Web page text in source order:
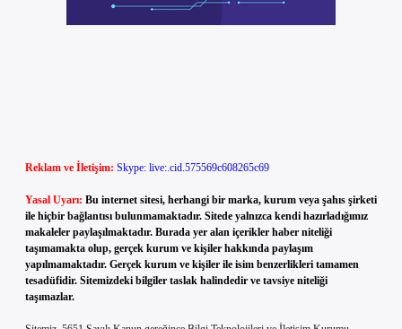
Reklam ve İletişim: Skype: live:.cid.575569c608265c69
Yasal Uyarı: Bu internet sitesi, herhangi bir marka, kurum veya şahıs şirketi
ile hiçbir bağlantısı bulunmamaktadır. Sitede yalnızca kendi hazırladığımız
makaleler paylaşılmaktadır. Burada yer alan içerikler haber niteliği
taşımamakta olup, gerçek kurum ve kişiler hakkında paylaşım
yapılmamaktadır. Gerçek kurum ve kişiler ile isim benzerlikleri tamamen
tesadüfidir. Sitemizdeki bilgiler taslak halindedir ve tavsiye niteliği
taşımazlar.